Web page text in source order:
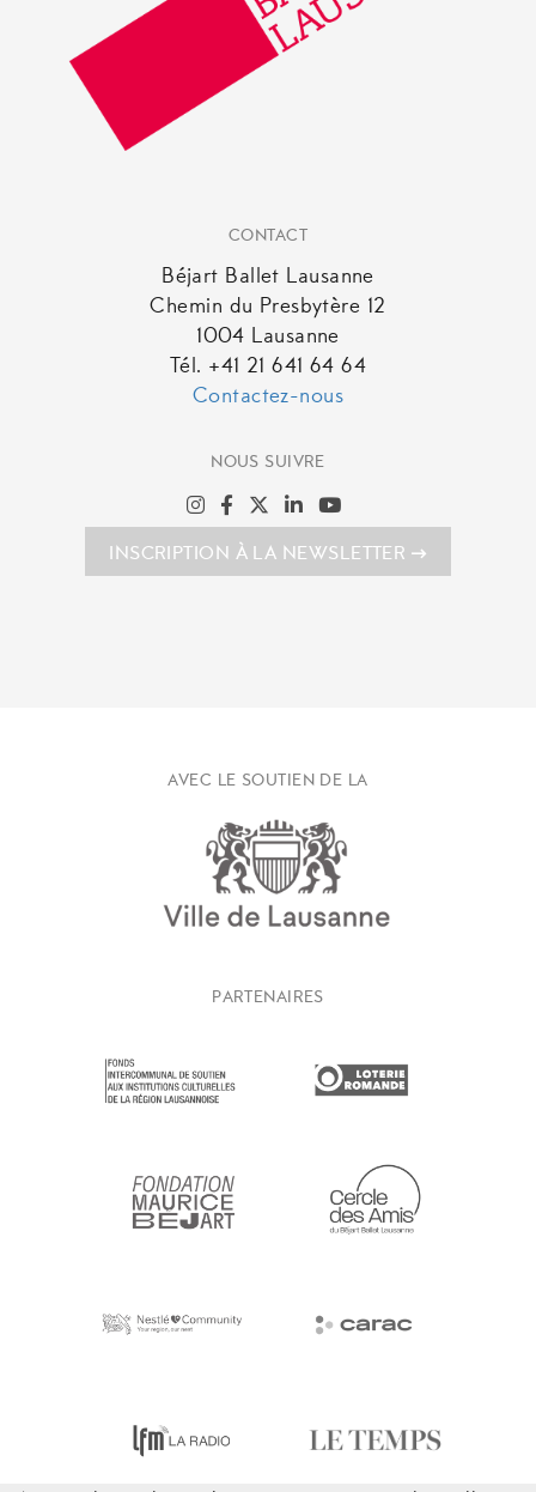
CONTACT
Béjart Ballet Lausanne
Chemin du Presbytère 12
1004 Lausanne
Tél. +41 21 641 64 64
Contactez-nous
NOUS SUIVRE
INSCRIPTION À LA NEWSLETTER
AVEC LE SOUTIEN DE LA
PARTENAIRES